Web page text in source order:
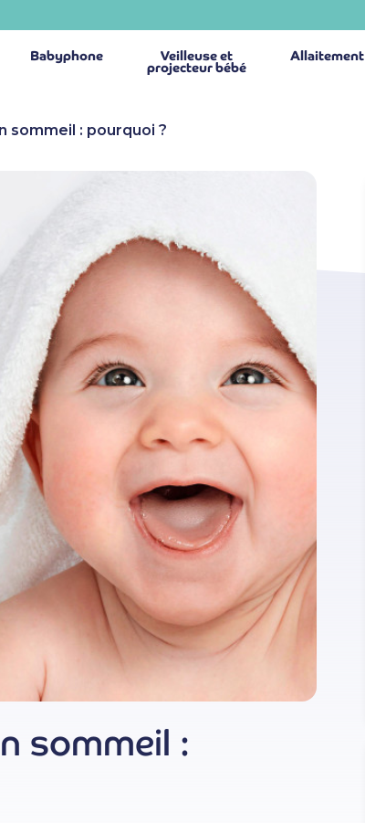
Babyphone Veilleuse et
projecteur bébé
Allaitement
sommeil : pourquoi ?
sommeil :